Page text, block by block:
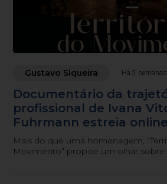
Gustavo Siqueira Há 2 semanas
Documentário da
profissional de Ivana
Fuhrmann estreia online
Mais do que uma homenagem,
Movimento” propõe um olhar sobre